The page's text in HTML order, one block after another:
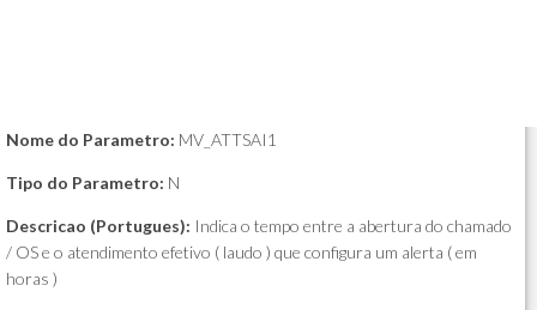
Nome do Parametro: MV_ATTSAI1
Tipo do Parametro: N
Descricao (Portugues): Indica o tempo entre a abertura do chamado
/ OS e o atendimento efetivo ( laudo ) que configura um alerta ( em
horas )